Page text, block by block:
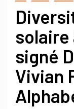
solaire
signé
Vivian